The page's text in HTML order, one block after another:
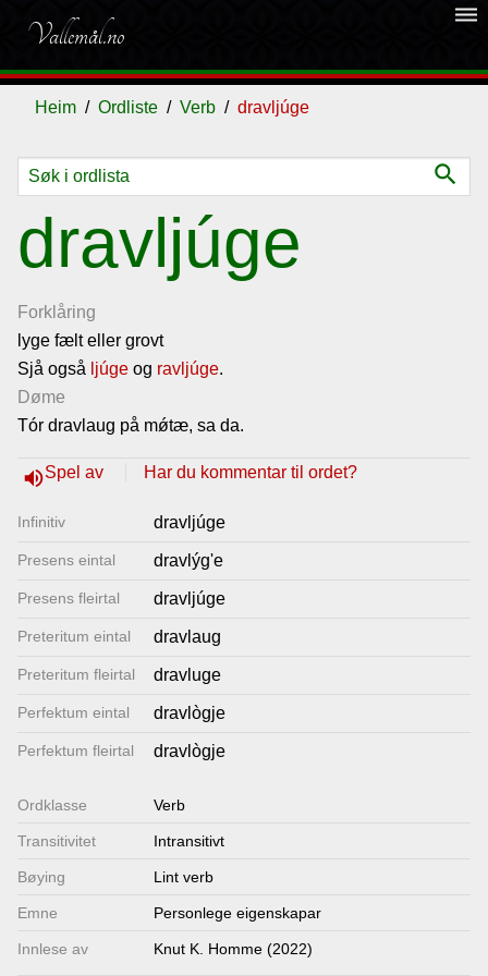
Vallemål.no
dehaze
Heim Ordliste Verb dravljúge
search
dravljúge
Forklåring
lyge fælt eller grovt
Sjå også ljúge og ravljúge.
Døme
Tór dravlaug på mǿtæ, sa da.
volume_upSpel av Har du kommentar til ordet?
Infinitiv dravljúge
Presens eintal dravlýg'e
Presens fleirtal dravljúge
Preteritum eintal dravlaug
Preteritum fleirtal dravluge
Perfektum eintal dravlògje
Perfektum fleirtal dravlògje
Ordklasse Verb
Transitivitet Intransitivt
Bøying Lint verb
Emne Personlege eigenskapar
Innlese av Knut K. Homme (2022)
Ordliste
Om
vallemålet
Gjestebok
Lenkjer
Kontakt
oss